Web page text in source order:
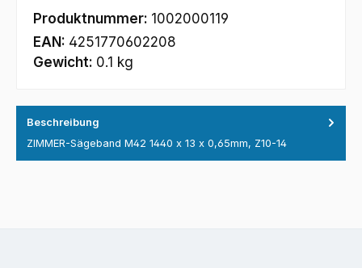
Produktnummer: 1002000119
EAN: 4251770602208
Gewicht: 0.1 kg
Beschreibung
ZIMMER-Sägeband M42 1440 x 13 x 0,65mm, Z10-14